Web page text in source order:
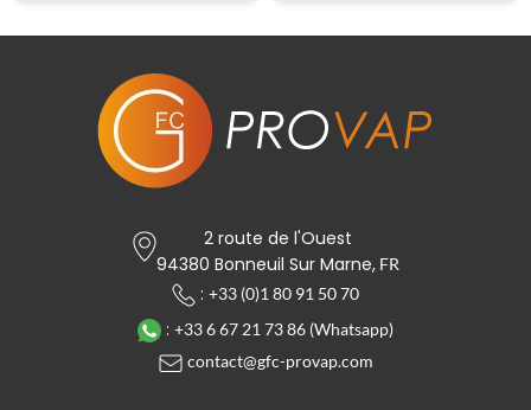
2 route de l'Ouest
94380 Bonneuil Sur Marne,FR
: +33 (0)1 80 91 50 70
: +33 6 67 21 73 86 (Whatsapp)
contact@gfc-provap.com